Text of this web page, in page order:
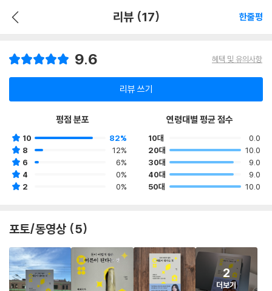
리뷰 (17) 한줄평
9.6 혜택 및 유의사항
리뷰 쓰기
평점 분포
10
82%
8
12%
6
6%
4
0%
2
0%
연령대별 평균 점수
10대
0.0
20대
10.0
30대
9.0
40대
9.0
50대
10.0
포토/동영상 (5)
2
더보기